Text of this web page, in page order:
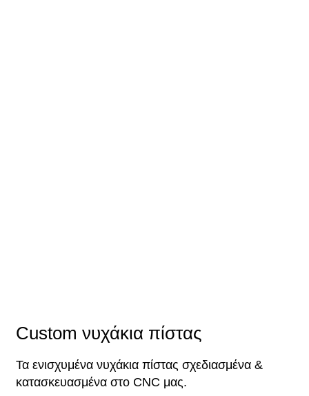
Custom νυχάκια πίστας
Τα ενισχυμένα νυχάκια πίστας σχεδιασμένα &
κατασκευασμένα στο CNC μας.